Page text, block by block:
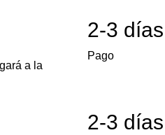
a la
2-3 días
Pago
2-3 días